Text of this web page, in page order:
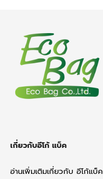
เกี่ยวกับอีโก้ แบ็ค
อ่านเพิ่มเติมเกี่ยวกับ อีโก้แบ็ค